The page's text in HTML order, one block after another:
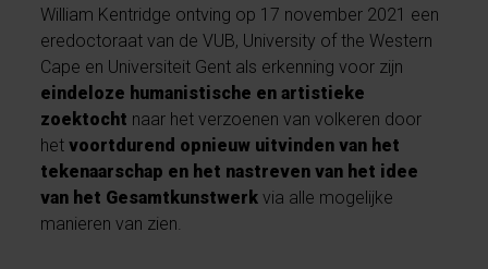
William Kentridge ontving op 17 november 2021 een
eredoctoraat van de VUB, University of the Western
Cape en Universiteit Gent als erkenning voor zijn
eindeloze humanistische en artistieke
zoektocht naar het verzoenen van volkeren door
hetvoortdurend opnieuw uitvinden van het
tekenaarschap en het nastreven van het idee
van het Gesamtkunstwerkvia alle mogelijke
manieren van zien.